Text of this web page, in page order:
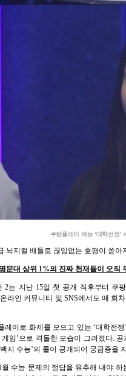
쿠팡플레이 예능 ‘대학전쟁’
뇌지컬 배틀로 끊임없는 호평이 쏟
문대 상위 1%의 진짜 천재들이 오
2는 지난 15일 첫 공개 직후부터
라인 커뮤니티 및 SNS에서도 매
이로 화제를 모으고 있는 ‘대학전
임’으로 격돌한 모습이 그려졌다.
지 수능’의 룰이 공개되어 궁금증을
월 수능 문제의 정답을 유추해 내야